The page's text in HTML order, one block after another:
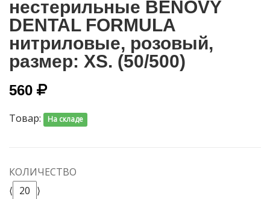
нестерильные BENOVY
DENTAL FORMULA
нитриловые, розовый,
размер: XS. (50/500)
560
Товар: На складе
КОЛИЧЕСТВО
⟨
⟩